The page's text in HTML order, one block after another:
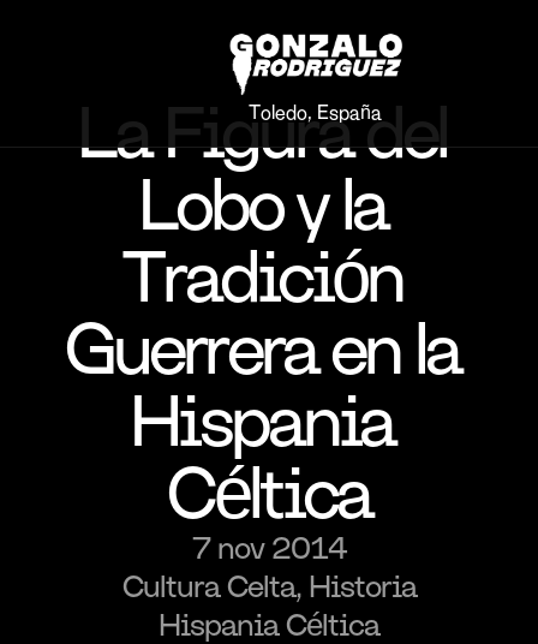
Toledo, España
La Figura del
Lobo y la
Tradición
Guerrera en la
Hispania
Céltica
7 nov 2014
Cultura Celta, Historia
Hispania Céltica